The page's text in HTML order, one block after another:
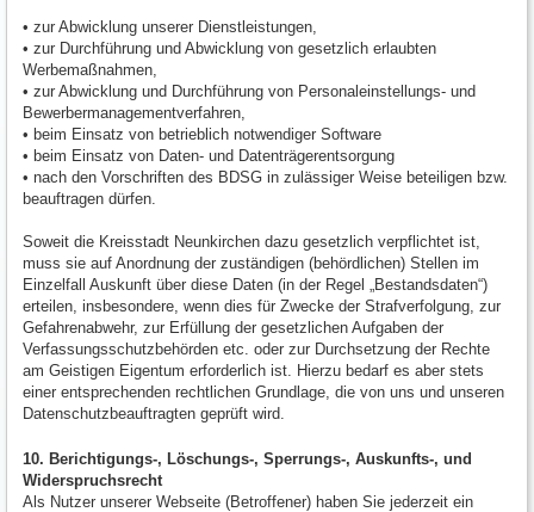
• zur Abwicklung unserer Dienstleistungen,
• zur Durchführung und Abwicklung von gesetzlich erlaubten
Werbemaßnahmen,
• zur Abwicklung und Durchführung von Personaleinstellungs- und
Bewerbermanagementverfahren,
• beim Einsatz von betrieblich notwendiger Software
• beim Einsatz von Daten- und Datenträgerentsorgung
• nach den Vorschriften des BDSG in zulässiger Weise beteiligen bzw.
beauftragen dürfen.
Soweit die Kreisstadt Neunkirchen dazu gesetzlich verpflichtet ist,
muss sie auf Anordnung der zuständigen (behördlichen) Stellen im
Einzelfall Auskunft über diese Daten (in der Regel „Bestandsdaten“)
erteilen, insbesondere, wenn dies für Zwecke der Strafverfolgung, zur
Gefahrenabwehr, zur Erfüllung der gesetzlichen Aufgaben der
Verfassungsschutzbehörden etc. oder zur Durchsetzung der Rechte
am Geistigen Eigentum erforderlich ist. Hierzu bedarf es aber stets
einer entsprechenden rechtlichen Grundlage, die von uns und unseren
Datenschutzbeauftragten geprüft wird.
10. Berichtigungs-, Löschungs-, Sperrungs-, Auskunfts-, und
Widerspruchsrecht
Als Nutzer unserer Webseite (Betroffener) haben Sie jederzeit ein